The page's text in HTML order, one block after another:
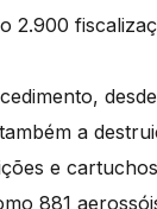
2.900
a
e
881